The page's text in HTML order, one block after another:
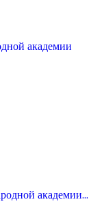
академии
академии…